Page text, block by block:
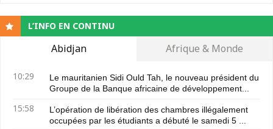
L’INFO EN CONTINU
Abidjan Afrique & Monde
10:29
Le mauritanien Sidi Ould Tah, le nouveau président du
Groupe de la Banque africaine de développement...
15:58
L’opération de libération des chambres illégalement
occupées par les étudiants a débuté le samedi 5 ...